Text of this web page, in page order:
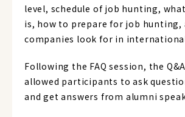
level, schedule of job hunting,
is, how to prepare for job hunting,
companies look for in
Following the FAQ session, the
allowed participants to ask
and get answers from alumni